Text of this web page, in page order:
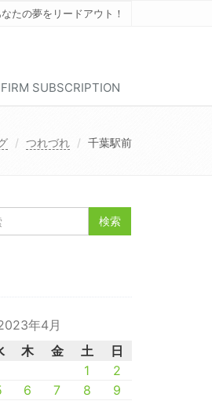
なたの夢をリードアウト！
SUBSCRIPTION
つれづれ 千葉駅前
年4月
木 金 土
日
1
2
6 7 8
9